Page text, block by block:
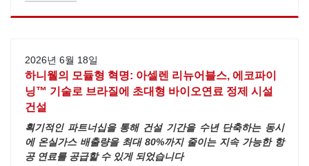
2026년 6월 18일
하니웰의 모듈형 혁명: 아셀렌 리뉴어블스, 에코파이
닝™ 기술로 브라질에 초대형 바이오연료 정제 시설
건설
획기적인 파트너십을 통해 건설 기간을 수년 단축하는 동시
에 온실가스 배출량을 최대 80%까지 줄이는 지속 가능한 항
공 연료를 공급할 수 있게 되었습니다